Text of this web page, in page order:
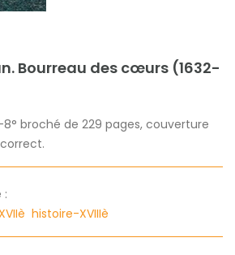
Bourreau des cœurs (1632-
8° broché de 229 pages, couverture
:
histoire-XVIIIè